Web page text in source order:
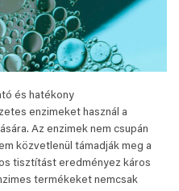
és hatékony
enzimeket használ a
Az enzimek nem csupán
közvetlenül támadják meg a
tisztítást eredményez káros
termékeket nemcsak